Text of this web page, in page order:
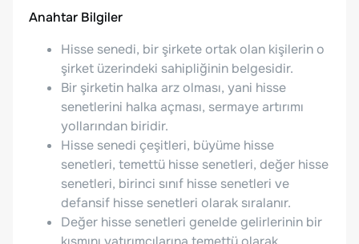
Anahtar Bilgiler
Hisse senedi, bir şirkete ortak olan kişilerin o
şirket üzerindeki sahipliğinin belgesidir.
Bir şirketin halka arz olması, yani hisse
senetlerini halka açması, sermaye artırımı
yollarından biridir.
Hisse senedi çeşitleri, büyüme hisse
senetleri, temettü hisse senetleri, değer hisse
senetleri, birinci sınıf hisse senetleri ve
defansif hisse senetleri olarak sıralanır.
Değer hisse senetleri genelde gelirlerinin bir